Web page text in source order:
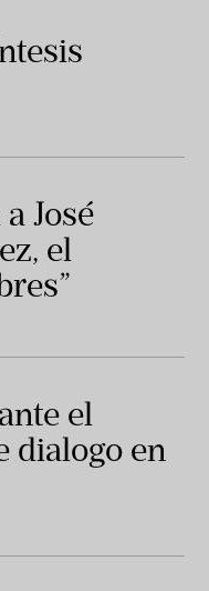
José
el
el
dialogo en